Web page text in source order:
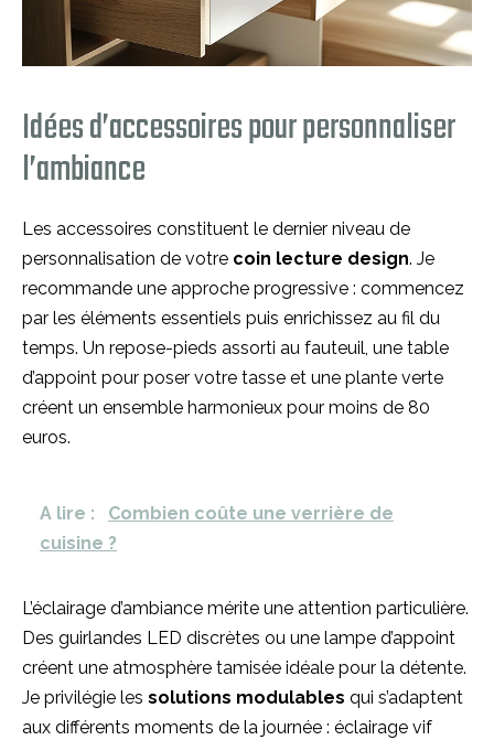
Idées d’accessoires pour personnaliser
l’ambiance
Les accessoires constituent le dernier niveau de
personnalisation de votre coin lecture design. Je
recommande une approche progressive : commencez
par les éléments essentiels puis enrichissez au fil du
temps. Un repose-pieds assorti au fauteuil, une table
d’appoint pour poser votre tasse et une plante verte
créent un ensemble harmonieux pour moins de 80
euros.
A lire :
Combien coûte une verrière de
cuisine ?
L’éclairage d’ambiance mérite une attention particulière.
Des guirlandes LED discrètes ou une lampe d’appoint
créent une atmosphère tamisée idéale pour la détente.
Je privilégie les solutions modulables qui s’adaptent
aux différents moments de la journée : éclairage vif